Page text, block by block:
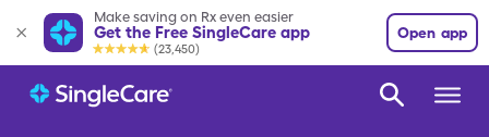
Make saving on Rx even easier
Get the Free SingleCare app
(23,450)
Open app